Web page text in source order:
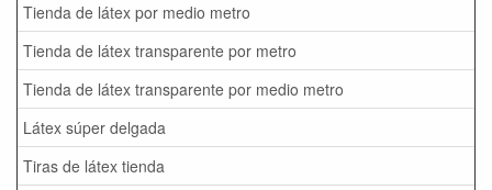
Tienda de látex por medio metro
Tienda de látex transparente por metro
Tienda de látex transparente por medio metro
Látex súper delgada
Tiras de látex tienda